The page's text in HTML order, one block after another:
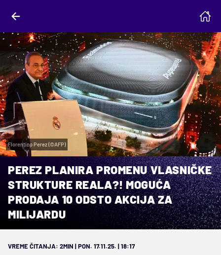
Florentino Perez (©AFP)
PEREZ PLANIRA PROMENU VLASNIČKE
STRUKTURE REALA?! MOGUĆA
PRODAJA 10 ODSTO AKCIJA ZA
MILIJARDU
VREME ČITANJA: 2MIN | PON. 17.11.25. | 18:17